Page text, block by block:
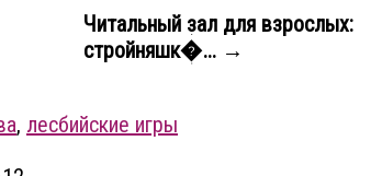
Читальный зал для взрослых:
стройняшк�... →
, лесбийские игры